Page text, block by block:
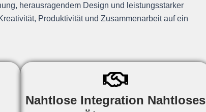
herausragendem Design und leistungsstarker
Produktivität und Zusammenarbeit auf ein
Nahtlose Integration Nahtloses